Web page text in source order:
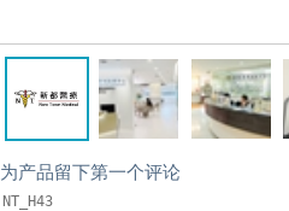
为产品留下第一个评论
NT_H43